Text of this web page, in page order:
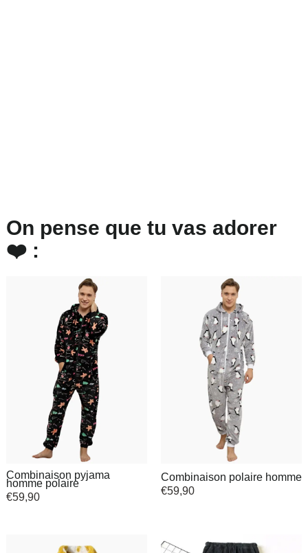
On pense que tu vas adorer
❤️ :
Combinaison pyjama
homme polaire
€59,90
Combinaison polaire homme
€59,90